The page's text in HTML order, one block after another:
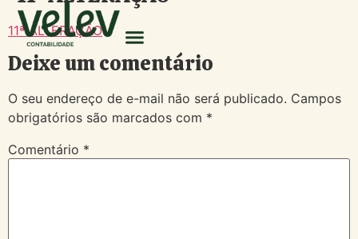
11ª ALTERAÇÃO
Deixe um comentário
O seu endereço de e-mail não será publicado. Campos
obrigatórios são marcados com *
Comentário *